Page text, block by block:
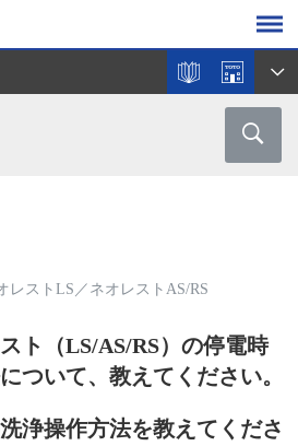
レストLS ／ ネオレストAS/RS
ト（LS/AS/RS）の停電時
ついて、教えてください。
浄操作方法を教えてくださ